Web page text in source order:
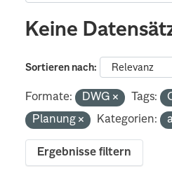
Keine
Sortieren nach
Formate: DWG Tags:
Planung
Kategorien:
Ergebnisse filtern